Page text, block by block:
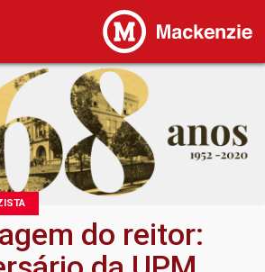
do reitor: